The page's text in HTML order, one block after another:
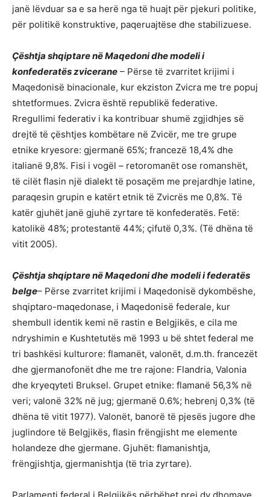
janë lëvduar sa e sa herë nga të huajt për pjekuri politike,
për politikë konstruktive, paqeruajtëse dhe stabilizuese.
Çështja shqiptare në Maqedoni dhe modeli i
konfederatës zvicerane – Përse të zvarritet krijimi i
Maqedonisë binacionale, kur ekziston Zvicra me tre popuj
shtetformues. Zvicra është republikë federative.
Rregullimi federativ i ka kontribuar shumë zgjidhjes së
drejtë të çështjes kombëtare në Zvicër, me tre grupe
etnike kryesore: gjermanë 65%; francezë 18,4% dhe
italianë 9,8%. Fisi i vogël – retoromanët ose romanshët,
të cilët flasin një dialekt të posaçëm me prejardhje latine,
paraqesin grupin e katërt etnik të Zvicrës me 0,8%. Të
katër gjuhët janë gjuhë zyrtare të konfederatës. Fetë:
katolikë 48%; protestantë 44%; çifutë 0,3%. (Të dhëna të
vitit 2005).
Çështja shqiptare në Maqedoni dhe modeli i federatës
belge– Përse zvarritet krijimi i Maqedonisë dykombëshe,
shqiptaro-maqedonase, i Maqedonisë federale, kur
shembull identik kemi në rastin e Belgjikës, e cila me
ndryshimin e Kushtetutës më 1993 u bë shtet federal me
tri bashkësi kulturore: flamanët, valonët, d.m.th. francezët
dhe gjermanofonët dhe me tre rajone: Flandria, Valonia
dhe kryeqyteti Bruksel. Grupet etnike: flamanë 56,3% në
veri; valonë 32% në jug; gjermanë 0.6%; hebrenj 0,3% (të
dhëna të vitit 1977). Valonët, banorë të pjesës jugore dhe
juglindore të Belgjikës, flasin frëngjisht me elemente
holandeze dhe gjermane. Gjuhët: flamanishtja,
frëngjishtja, gjermanishtja (të tria zyrtare).